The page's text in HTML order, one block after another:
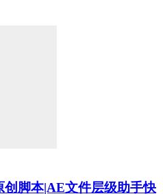
创脚本|AE文件层级助手快